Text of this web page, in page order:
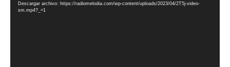
Descargar archivo: https://radiomelodia.com/wp-content/uploads/2023/04/2T5j-video-
sm.mp4?_=1